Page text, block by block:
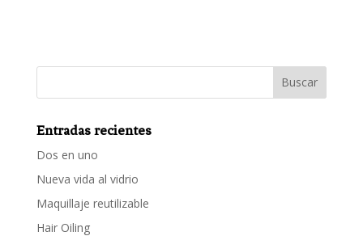
Entradas recientes
Dos en uno
Nueva vida al vidrio
Maquillaje reutilizable
Hair Oiling